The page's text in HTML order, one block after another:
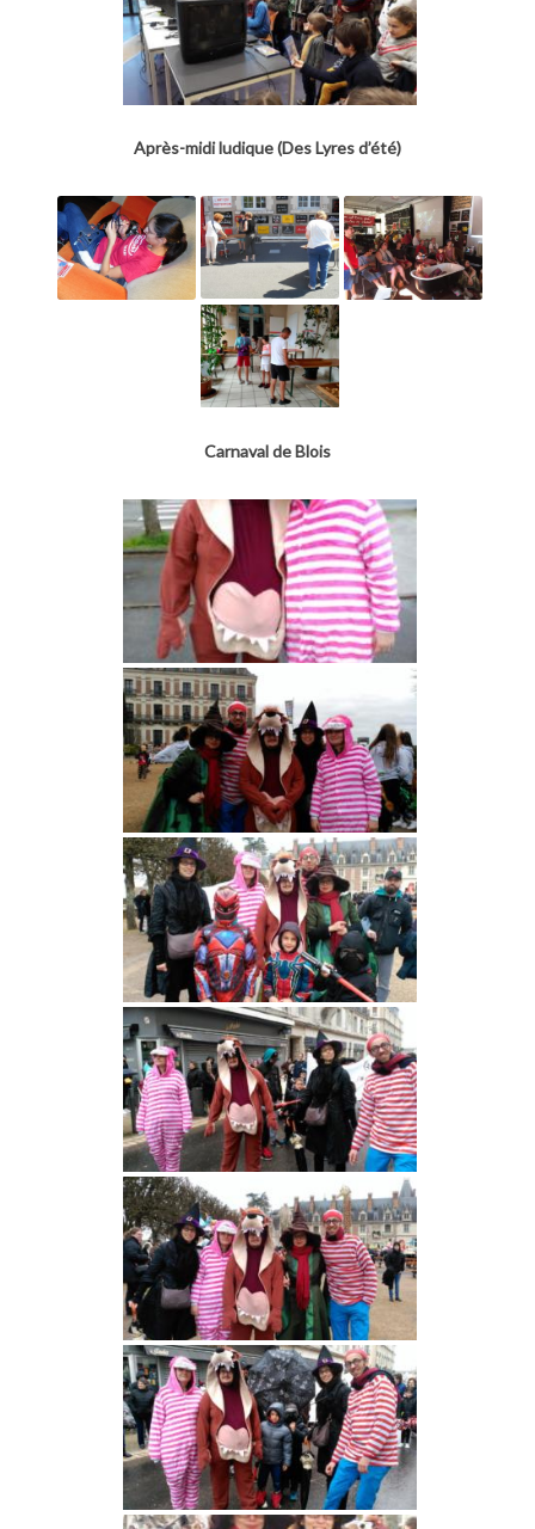
Après-midi ludique (Des Lyres d’été)
Carnaval de Blois